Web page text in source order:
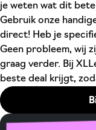
je weten wat dit
Gebruik onze
direct! Heb je
Geen probleem, wij
graag verder. Bij
beste deal krijgt,